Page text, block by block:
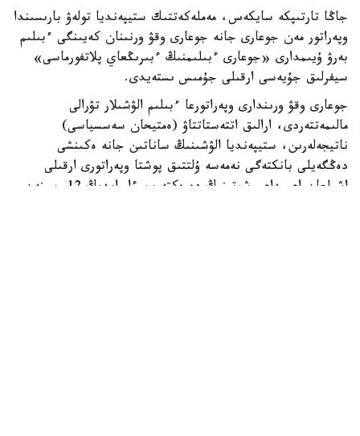
جاڭا تارتىپكە سايكەس، مەملەكەتتىك ستيپەنديا تولەۋ بارىسىندا
وپەراتور مەن جوعارى جانە جوعارى وقۋ ورنىنان كەيىنگى ءبىلىم
بەرۋ ۇيىمدارى «جوعارى ءبىلىمنىڭ ءبىرىڭعاي پلاتفورماسى»
سيفرلىق جۇيەسى ارقىلى جۇمىس ىستەيدى.
جوعارى وقۋ ورىندارى وپەراتورعا ءبىلىم الۋشىلار تۋرالى
مالىمەتتەردى، ارالىق اتتەستاتتاۋ (ەمتيحان سەسسياسى)
ناتيجەلەرىن، ستيپەنديا الۋشىنىڭ ساناتىن جانە ەكىنشى
دەڭگەيلى بانكتەگى نەمەسە ۇلتتىق پوشتا وپەراتورى ارقىلى
اشىلعان اعىمداعى شوتىنىڭ دەرەكتەرىن ءار ايدىڭ 12-سىنەن